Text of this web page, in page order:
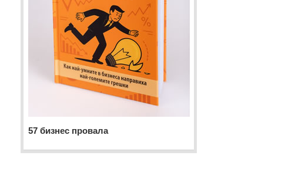
57 бизнес провала